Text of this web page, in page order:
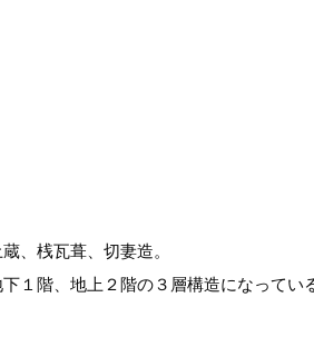
、桟瓦葺、切妻造。
１階、地上２階の３層構造になってい